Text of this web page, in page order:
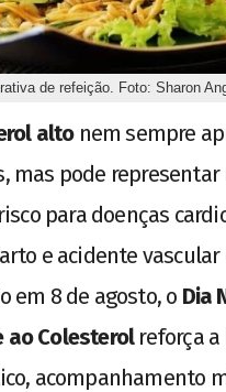
de refeição. Foto: Sharon
altonem sempre
mas pode
para doenças
e acidente vascular
em 8 de agosto, o Dia
ao Colesterolreforça a
acompanhamento